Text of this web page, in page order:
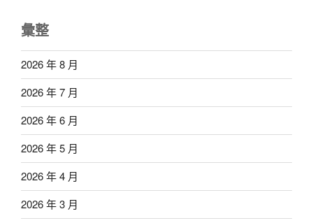
彙整
2026 年 8 月
2026 年 7 月
2026 年 6 月
2026 年 5 月
2026 年 4 月
2026 年 3 月